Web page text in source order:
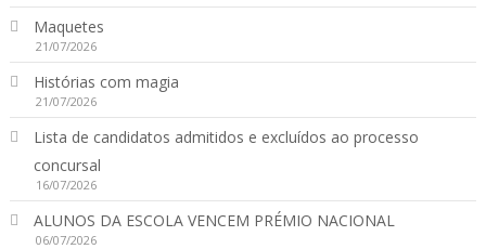
Maquetes
21/07/2026
Histórias com magia
21/07/2026
Lista de candidatos admitidos e excluídos ao processo
concursal
16/07/2026
ALUNOS DA ESCOLA VENCEM PRÉMIO NACIONAL
06/07/2026